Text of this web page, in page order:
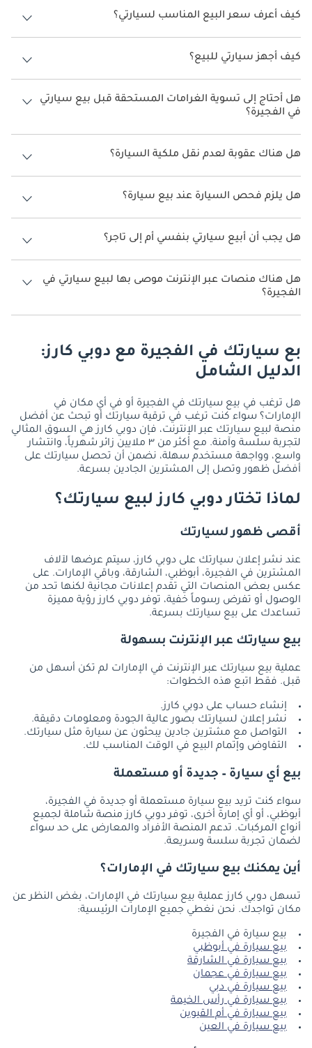
بنفسك.
كيف أعرف سعر البيع المناسب لسيارتي؟
ابحث عن موديلات مماثلة في السوق، وفكر في استخدام أدوات التقييم عبر
الإنترنت، وخذ في الاعتبار عوامل مثل عمر سيارتك وعدد الأميال المقطوعة
وحالتها.
كيف أجهز سيارتي للبيع؟
نظف سيارتك جيدًا، وعالج الإصلاحات البسيطة، واجمع جميع المستندات
اللازمة، وفكر في الحصول على فحص احترافي لبناء ثقة المشتري.
هل أحتاج إلى تسوية الغرامات المستحقة قبل بيع سيارتي
في الفجيرة؟
نعم، يجب تسوية جميع غرامات المرور ورسوم سالك قبل نقل الملكية.
هل هناك عقوبة لعدم نقل ملكية السيارة؟
نعم، يمكن أن يؤدي التأخير إلى غرامات، ويظل البائع مسؤولاً عن المخالفات.
هل يلزم فحص السيارة عند بيع سيارة؟
الفحص مطلوب إذا انتهت صلاحية التسجيل. يمكن للمشترين أيضًا طلب
الفحص للتأكد.
هل يجب أن أبيع سيارتي بنفسي أم إلى تاجر؟
قد يؤدي البيع بشكل خاص إلى سعر أعلى، ولكنه يتطلب المزيد من الجهد.
يوفر البيع إلى تاجر الراحة والسرعة، وإن كان بسعر أقل.
هل هناك منصات عبر الإنترنت موصى بها لبيع سيارتي في
الفجيرة؟
نعم، في دوبي كارز يمكننا مساعدتك في الوصول إلى أكثر من 3 ملايين مشترٍ
بع سيارتك في الفجيرة مع دوبي كارز:
الدليل الشامل
هل ترغب في بيع سيارتك في الفجيرة أو في أي مكان في
الإمارات؟ سواء كنت ترغب في ترقية سيارتك أو تبحث عن أفضل
منصة لبيع سيارتك عبر الإنترنت، فإن دوبي كارز هي السوق المثالي
لتجربة سلسة وآمنة. مع أكثر من ٣ ملايين زائر شهرياً، وانتشار
واسع، وواجهة مستخدم سهلة، نضمن أن تحصل سيارتك على
أفضل ظهور وتصل إلى المشترين الجادين بسرعة.
لماذا تختار دوبي كارز لبيع سيارتك؟
أقصى ظهور لسيارتك
عند نشر إعلان سيارتك على دوبي كارز، سيتم عرضها لآلاف
المشترين في الفجيرة، أبوظبي، الشارقة، وباقي الإمارات. على
عكس بعض المنصات التي تقدم إعلانات مجانية لكنها تحد من
الوصول أو تفرض رسوماً خفية، توفر دوبي كارز رؤية مميزة
تساعدك على بيع سيارتك بسرعة.
بيع سيارتك عبر الإنترنت بسهولة
عملية بيع سيارتك عبر الإنترنت في الإمارات لم تكن أسهل من
قبل. فقط اتبع هذه الخطوات:
إنشاء حساب على دوبي كارز.
نشر إعلان لسيارتك بصور عالية الجودة ومعلومات دقيقة.
التواصل مع مشترين جادين يبحثون عن سيارة مثل سيارتك.
التفاوض وإتمام البيع في الوقت المناسب لك.
بيع أي سيارة – جديدة أو مستعملة
سواء كنت تريد بيع سيارة مستعملة أو جديدة في الفجيرة،
أبوظبي، أو أي إمارة أخرى، توفر دوبي كارز منصة شاملة لجميع
أنواع المركبات. تدعم المنصة الأفراد والمعارض على حد سواء
لضمان تجربة سلسة وسريعة.
أين يمكنك بيع سيارتك في الإمارات؟
تسهل دوبي كارز عملية بيع سيارتك في الإمارات، بغض النظر عن
مكان تواجدك. نحن نغطي جميع الإمارات الرئيسية:
بيع سيارة في الفجيرة
بيع سيارة في أبوظبي
بيع سيارة في الشارقة
بيع سيارة في عجمان
بيع سيارة في دبي
بيع سيارة في رأس الخيمة
بيع سيارة في أم القيوين
بيع سيارة في العين